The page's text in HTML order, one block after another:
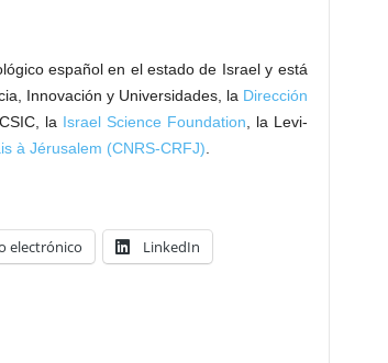
español en el estado de Israel y está
Innovación y Universidades, la Dirección
la Israel Science Foundation , la Levi-
à Jérusalem (CNRS-CRFJ)
electrónico LinkedIn